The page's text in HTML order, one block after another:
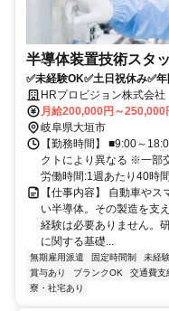
半導体装置技術スタ
✅未経験OK✅土日祝休み✅
度あり✅基礎研修が充実
HRプロビジョン株式会社
月給200,000円～250,000
岐阜県大垣市
【勤務時間】 ■9:00～
クトにより異なる ※一部
労働時間:1週あたり40時
【仕事内容】 自動車や
い半導体。その製造を支
経験は必要ありません。
に関する基礎...
無期雇用派遣 固定時間制 未経
賞与あり
ブランクOK 交通費支
寮・社宅あり